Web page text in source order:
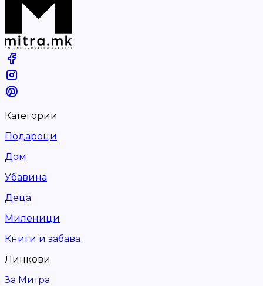
Категории
Подароци
Дом
Убавина
Деца
Миленици
Книги и забава
Линкови
За Митра